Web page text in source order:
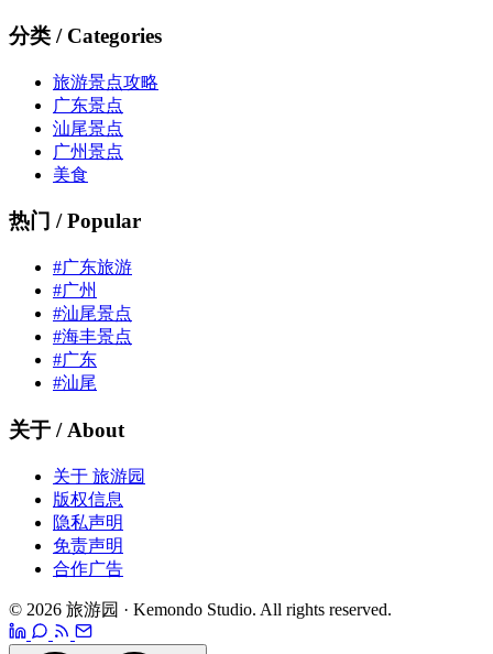
分类 / Categories
旅游景点攻略
广东景点
汕尾景点
广州景点
美食
热门 / Popular
#广东旅游
#广州
#汕尾景点
#海丰景点
#广东
#汕尾
关于 / About
关于 旅游园
版权信息
隐私声明
免责声明
合作广告
© 2026 旅游园 · Kemondo Studio. All rights reserved.